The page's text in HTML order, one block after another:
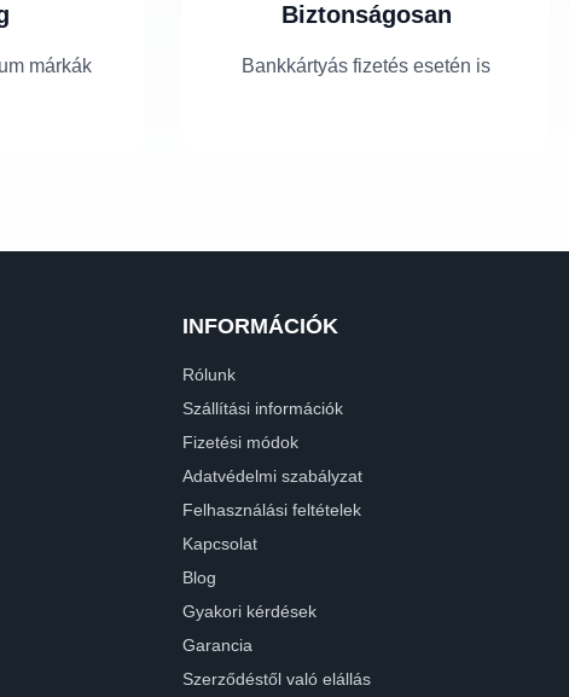
márkák
Biztonságosan
Bankkártyás fizetés esetén is
INFORMÁCIÓK
Rólunk
Szállítási információk
Fizetési módok
Adatvédelmi szabályzat
Felhasználási feltételek
Kapcsolat
Blog
Gyakori kérdések
Garancia
Szerződéstől való elállás